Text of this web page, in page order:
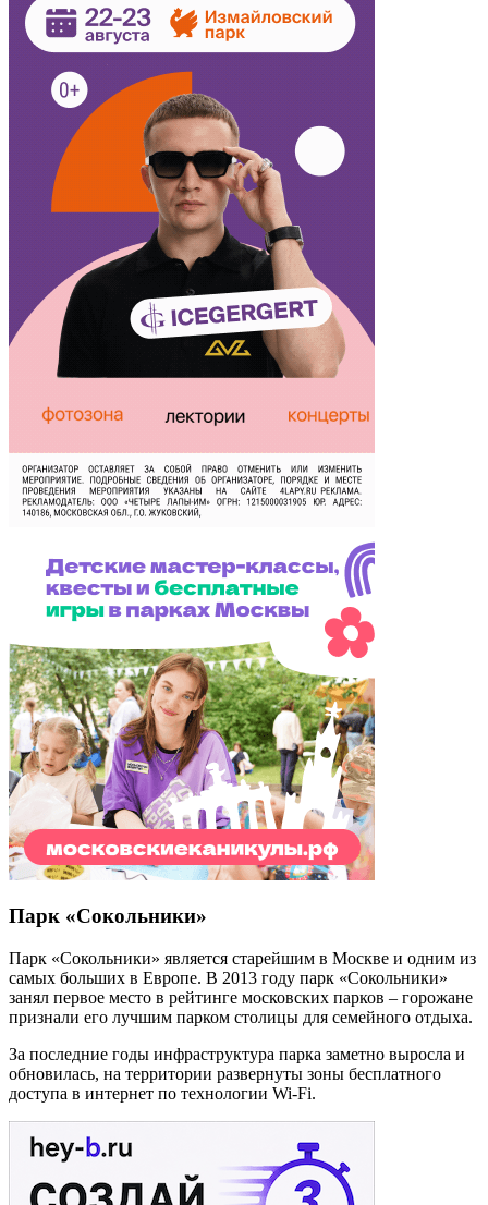
Парк «Сокольники»
Парк «Сокольники» является старейшим в Москве и одним из
самых больших в Европе. В 2013 году парк «Сокольники»
занял первое место в рейтинге московских парков – горожане
признали его лучшим парком столицы для семейного отдыха.
За последние годы инфраструктура парка заметно выросла и
обновилась, на территории развернуты зоны бесплатного
доступа в интернет по технологии Wi-Fi.